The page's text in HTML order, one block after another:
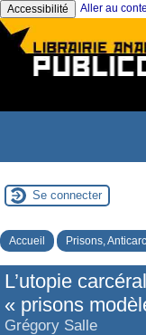
Accessibilité Aller au
Se connecter
Accueil Prisons,
L’utopie
« prisons
Grégory Salle